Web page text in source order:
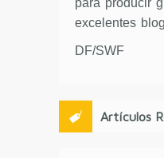
para producir
excelentes
DF/SWF
Artículos